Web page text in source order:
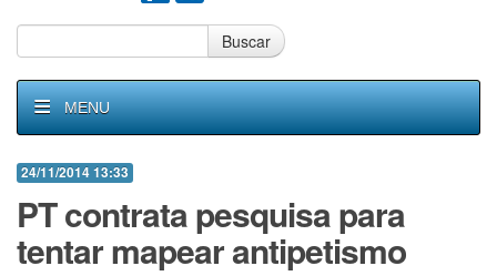
Buscar
MENU
24/11/2014 13:33
PT contrata pesquisa para
tentar mapear antipetismo